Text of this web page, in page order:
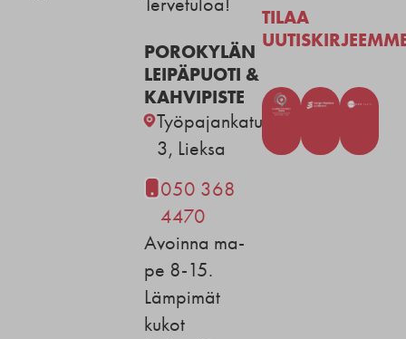
POROKYLÄN
LEIPÄPUOTI &
KAHVIPISTE
Työpajankatu
3, Lieksa
050 368
4470
Avoinna ma-
pe 8-15.
Lämpimät
kukot
TILAA